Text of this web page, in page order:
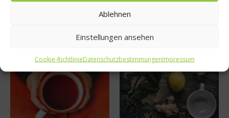
Ablehnen
Einstellungen ansehen
Cookie-RichtlinieDatenschutzbestimmungenImpressum
Ähnliche Beiträge